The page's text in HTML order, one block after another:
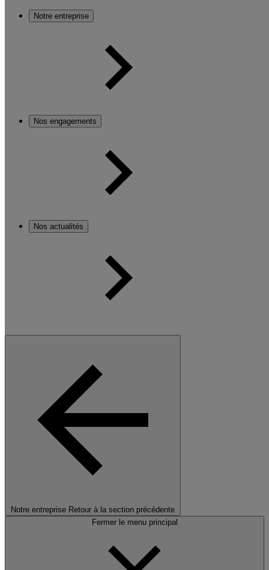
Notre entreprise
Nos engagements
Nos actualités
Notre entreprise Retour à la section précédente
Fermer le menu principal